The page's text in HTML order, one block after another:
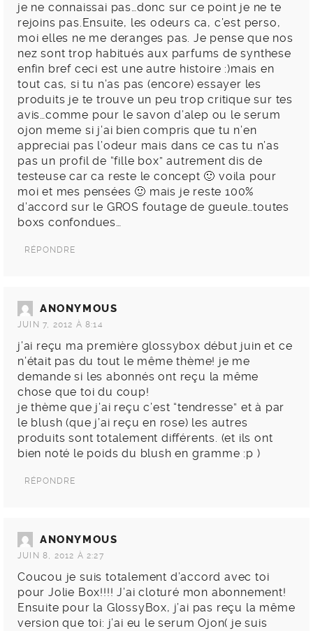
je ne connaissai pas…donc sur ce point je ne te
rejoins pas.Ensuite, les odeurs ca, c’est perso,
moi elles ne me deranges pas. Je pense que nos
nez sont trop habitués aux parfums de synthese
enfin bref ceci est une autre histoire :)mais en
tout cas, si tu n’as pas (encore) essayer les
produits je te trouve un peu trop critique sur tes
avis…comme pour le savon d’alep ou le serum
ojon meme si j’ai bien compris que tu n’en
appreciai pas l’odeur mais dans ce cas tu n’as
pas un profil de “fille box” autrement dis de
testeuse car ca reste le concept 🙂 voila pour
moi et mes pensées 🙂 mais je reste 100%
d’accord sur le GROS foutage de gueule…toutes
boxs confondues…
RÉPONDRE
ANONYMOUS
JUIN 7, 2012 À 8:14
j’ai reçu ma première glossybox début juin et ce
n’était pas du tout le même thème! je me
demande si les abonnés ont reçu la même
chose que toi du coup!
je thème que j’ai reçu c’est “tendresse” et à par
le blush (que j’ai reçu en rose) les autres
produits sont totalement différents. (et ils ont
bien noté le poids du blush en gramme :p )
RÉPONDRE
ANONYMOUS
JUIN 8, 2012 À 2:27
Coucou je suis totalement d’accord avec toi
pour Jolie Box!!!! J’ai cloturé mon abonnement!
Ensuite pour la GlossyBox, j’ai pas reçu la même
version que toi: j’ai eu le serum Ojon( je suis